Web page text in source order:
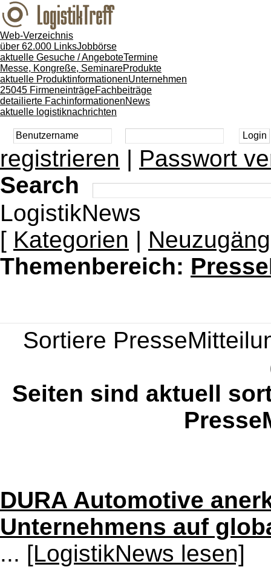
Web-Verzeichnis
über 62.000 LinksJobbörse
aktuelle Gesuche / AngeboteTermine
Messe, Kongreße, SeminareProdukte
aktuelle ProduktinformationenUnternehmen
25045 FirmeneinträgeFachbeiträge
detailierte FachinformationenNews
aktuelle logistiknachrichten
registrieren | Passwort
Search
LogistikNews
[ Kategorien |
Themenbereich:
Sortiere
Seiten sind aktuell
DURA Automotive
Unternehmens auf
... [LogistikNews lesen]